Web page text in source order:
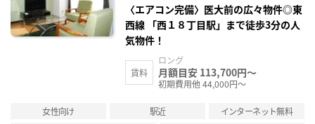
〈エアコン完備〉医大前の広々物件◎東
西線 「西１８丁目駅」まで徒歩3分の人
気物件！
賃料
ロング
月額目安 113,700円～
初期費用他 44,000円～
女性向け 駅近
インターネット無料